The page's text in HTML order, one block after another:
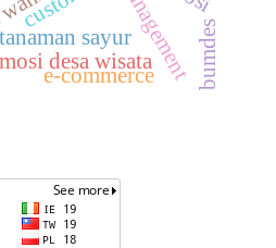
sayur bumdes
desa wisata
e-commerce